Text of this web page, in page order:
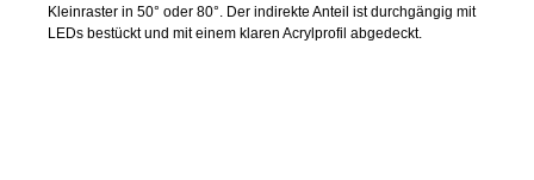
Kleinraster in 50° oder 80°. Der indirekte Anteil ist durchgängig mit
LEDs bestückt und mit einem klaren Acrylprofil abgedeckt.